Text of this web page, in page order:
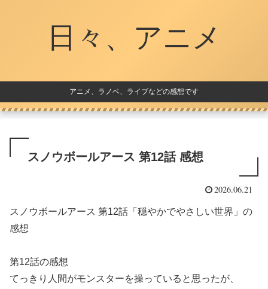
日々、アニメ
アニメ、ラノベ、ライブなどの感想です
スノウボールアース 第12話 感想
2026.06.21
スノウボールアース 第12話「穏やかでやさしい世界」の
感想
第12話の感想
てっきり人間がモンスターを操っていると思ったが、